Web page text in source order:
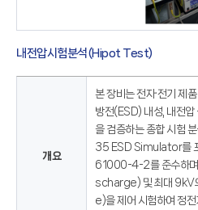
내전압시험분석(Hipot Test)
개요
본 장비는 전자·전기 제
방전(ESD) 내성, 내전압
을 검증하는 종합 시험
35 ESD Simulator를
61000-4-2를 준수하며
scharge) 및 최대
e)을 제어 시험하여 정